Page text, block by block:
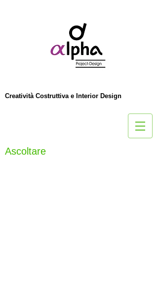
Creatività Costruttiva e Interior Design
Ascoltare